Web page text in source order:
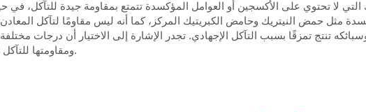
لا تحتوي على الأكسجين أو العوامل المؤكسدة تتمتع بمقاومة جيدة للتآكل، في
مثل حمض النيتريك وحامض الكبريتيك المركز، كما أنه ليس مقاومًا لتآكل
تنتج تمزقًا بسبب التآكل الإجهادي. تجدر الإشارة إلى الاختيار أن درجات
ومقاومتها للتآكل لديها اختلافات معينة.